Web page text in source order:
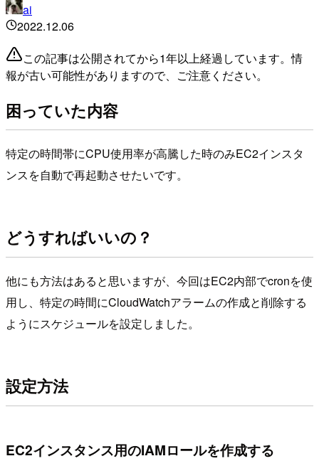
ai
2022.12.06
この記事は公開されてから1年以上経過しています。情
報が古い可能性がありますので、ご注意ください。
困っていた内容
特定の時間帯にCPU使用率が高騰した時のみEC2インスタ
ンスを自動で再起動させたいです。
どうすればいいの？
他にも方法はあると思いますが、今回はEC2内部でcronを使
用し、特定の時間にCloudWatchアラームの作成と削除する
ようにスケジュールを設定しました。
設定方法
EC2インスタンス用のIAMロールを作成する